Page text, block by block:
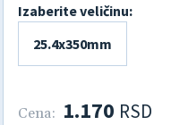
Izaberite veličinu:
25.4x350mm
Cena: 1.170 RSD